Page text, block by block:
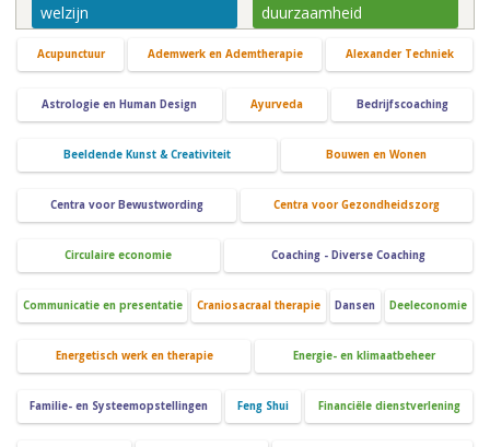
welzijn duurzaamheid
Acupunctuur Ademwerk en Ademtherapie Alexander Techniek
Astrologie en Human Design Ayurveda Bedrijfscoaching
Beeldende Kunst & Creativiteit Bouwen en Wonen
Centra voor Bewustwording Centra voor Gezondheidszorg
Circulaire economie Coaching - Diverse Coaching
Communicatie en presentatie Craniosacraal therapie Dansen Deeleconomie
Energetisch werk en therapie Energie- en klimaatbeheer
Familie- en Systeemopstellingen Feng Shui Financiële dienstverlening